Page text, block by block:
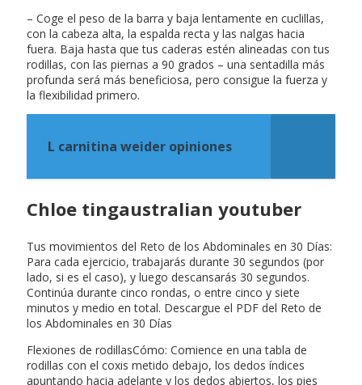
– Coge el peso de la barra y baja lentamente en cuclillas,
con la cabeza alta, la espalda recta y las nalgas hacia
fuera. Baja hasta que tus caderas estén alineadas con tus
rodillas, con las piernas a 90 grados – una sentadilla más
profunda será más beneficiosa, pero consigue la fuerza y
la flexibilidad primero.
L carnitina weider opiniones
Chloe tingaustralian youtuber
Tus movimientos del Reto de los Abdominales en 30 Días:
Para cada ejercicio, trabajarás durante 30 segundos (por
lado, si es el caso), y luego descansarás 30 segundos.
Continúa durante cinco rondas, o entre cinco y siete
minutos y medio en total. Descargue el PDF del Reto de
los Abdominales en 30 Días
Flexiones de rodillasCómo: Comience en una tabla de
rodillas con el coxis metido debajo, los dedos índices
apuntando hacia adelante y los dedos abiertos, los pies